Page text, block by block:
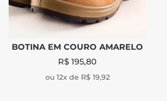
BOTINA EM COURO AMARELO
R$ 195,80
ou 12x de R$ 19,92